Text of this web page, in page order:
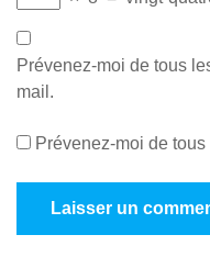
Prévenez-moi de tous
mail.
Prévenez-moi de